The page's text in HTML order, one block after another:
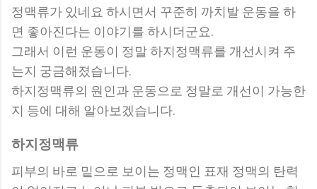
정맥류가 있네요 하시면서 꾸준히 까치발 운동을 하
면 좋아진다는 이야기를 하시더군요.
그래서 이런 운동이 정말 하지정맥류를 개선시켜 주
는지 궁금해졌습니다.
하지정맥류의 원인과 운동으로 정말로 개선이 가능한
지 등에 대해 알아보겠습니다.
하지정맥류
피부의 바로 밑으로 보이는 정맥인 표재 정맥의 탄력